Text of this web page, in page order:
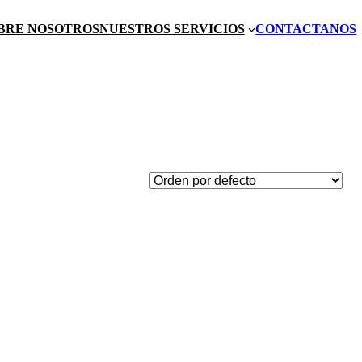
NOSOTROSNUESTROS SERVICIOS CONTACTANOS